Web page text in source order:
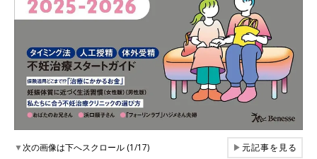
▼次の画像は下へスクロール (1/17) ▶元記事を見る